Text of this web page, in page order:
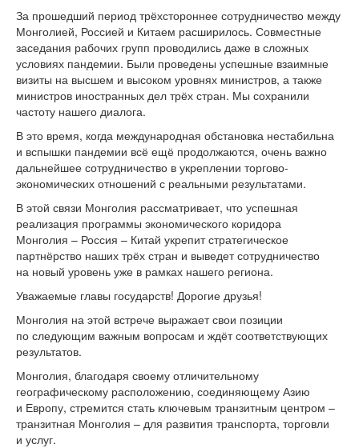
За прошедший период трёхстороннее сотрудничество между
Монголией, Россией и Китаем расширилось. Совместные
заседания рабочих групп проводились даже в сложных
условиях пандемии. Были проведены успешные взаимные
визиты на высшем и высоком уровнях министров, а также
министров иностранных дел трёх стран. Мы сохранили
частоту нашего диалога.
В это время, когда международная обстановка нестабильна
и вспышки пандемии всё ещё продолжаются, очень важно
дальнейшее сотрудничество в укреплении торгово-
экономических отношений с реальными результатами.
В этой связи Монголия рассматривает, что успешная
реализация программы экономического коридора
Монголия – Россия – Китай укрепит стратегическое
партнёрство наших трёх стран и выведет сотрудничество
на новый уровень уже в рамках нашего региона.
Уважаемые главы государств! Дорогие друзья!
Монголия на этой встрече выражает свои позиции
по следующим важным вопросам и ждёт соответствующих
результатов.
Монголия, благодаря своему отличительному
географическому расположению, соединяющему Азию
и Европу, стремится стать ключевым транзитным центром –
транзитная Монголия – для развития транспорта, торговли
и услуг.